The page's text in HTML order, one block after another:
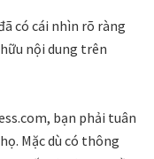
có cái nhìn rõ ràng
nội dung trên
bạn phải tuân
Mặc dù có thông